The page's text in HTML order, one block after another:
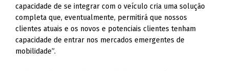
capacidade de se integrar com o veículo cria uma solução
completa que, eventualmente, permitirá que nossos
clientes atuais e os novos e potenciais clientes tenham
capacidade de entrar nos mercados emergentes de
mobilidade”.